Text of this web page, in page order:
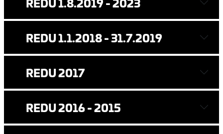
REDU 1.1.2018 - 31.7.2019
REDU 2017
REDU 2016 - 2015